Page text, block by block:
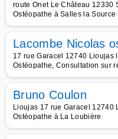
route Onet Le Château 12330
Ostéopathe à Salles la Source
Lacombe Nicolas
17 rue Garacel 12740 Lioujas
Ostéopathe, Consultation sur
Bruno Coulon
Lioujas 17 rue Garacel 12740
Ostéopathe à La Loubière